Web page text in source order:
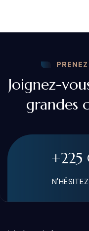
Joignez-
grandes
+225